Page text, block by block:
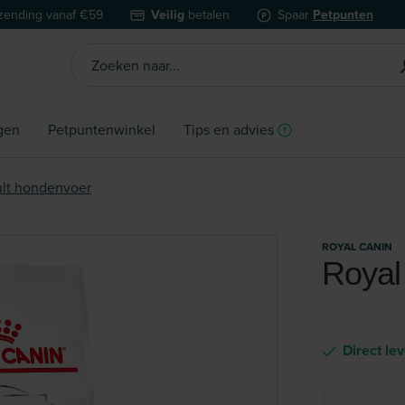
vanaf €59 Veilig betalen Spaar Petpunten
Petpuntenwinkel Tips en advies
hondenvoer
ROYAL CANIN
Direct